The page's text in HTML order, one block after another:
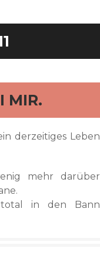
MIR.
derzeitiges Leben
mehr darüber
in den Bann